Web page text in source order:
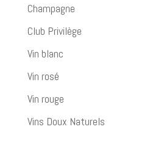
Champagne
Club Privilège
Vin blanc
Vin rosé
Vin rouge
Vins Doux Naturels